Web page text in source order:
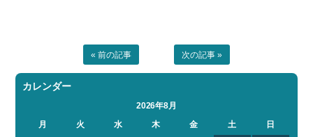
« 前の記事 次の記事 »
カレンダー
2026年8月
月
火 水 木 金 土
日